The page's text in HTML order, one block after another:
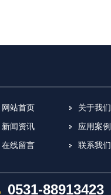
网站首页 关于我们
新闻资讯
应用案例
在线留言
联系我们
0531-88913423